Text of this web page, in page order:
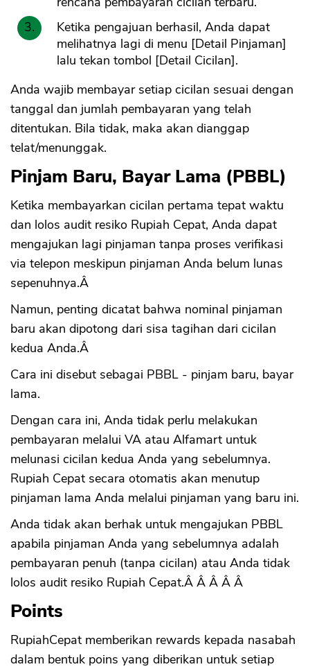
Ketika pengajuan berhasil, Anda dapat
melihatnya lagi di menu [Detail Pinjaman]
lalu tekan tombol [Detail Cicilan].
Anda wajib membayar setiap cicilan sesuai dengan
tanggal dan jumlah pembayaran yang telah
ditentukan. Bila tidak, maka akan dianggap
telat/menunggak.
Pinjam Baru, Bayar Lama (PBBL)
Ketika membayarkan cicilan pertama tepat waktu
dan lolos audit resiko Rupiah Cepat, Anda dapat
mengajukan lagi pinjaman tanpa proses verifikasi
via telepon meskipun pinjaman Anda belum lunas
sepenuhnya.Â
Namun, penting dicatat bahwa nominal pinjaman
baru akan dipotong dari sisa tagihan dari cicilan
kedua Anda.Â
Cara ini disebut sebagai PBBL - pinjam baru, bayar
lama.
Dengan cara ini, Anda tidak perlu melakukan
pembayaran melalui VA atau Alfamart untuk
melunasi cicilan kedua Anda yang sebelumnya.
Rupiah Cepat secara otomatis akan menutup
pinjaman lama Anda melalui pinjaman yang baru ini.
Anda tidak akan berhak untuk mengajukan PBBL
apabila pinjaman Anda yang sebelumnya adalah
pembayaran penuh (tanpa cicilan) atau Anda tidak
lolos audit resiko Rupiah Cepat.Â Â Â Â Â
Points
RupiahCepat memberikan rewards kepada nasabah
dalam bentuk poins yang diberikan untuk setiap
OK
CANCEL